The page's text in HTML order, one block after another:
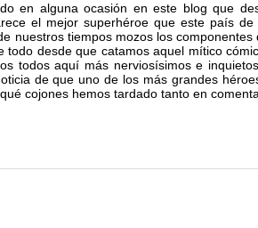
en alguna ocasión en este blog que
el mejor superhéroe que este país
nuestros tiempos mozos los
todo desde que catamos aquel mítico
todos aquí más nerviosísimos e
de que uno de los más grandes
cojones hemos tardado tanto en